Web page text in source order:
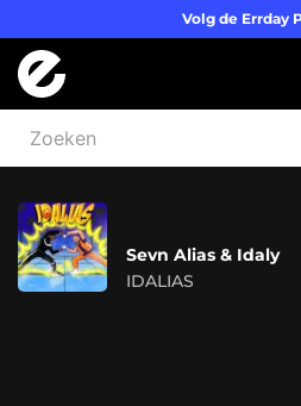
Volg de Errday
Sevn Alias & Idaly
IDALIAS